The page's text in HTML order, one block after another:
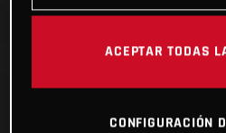
ACEPTAR TODAS
CONFIGURACIÓN